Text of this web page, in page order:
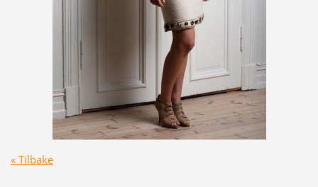
« Tilbake